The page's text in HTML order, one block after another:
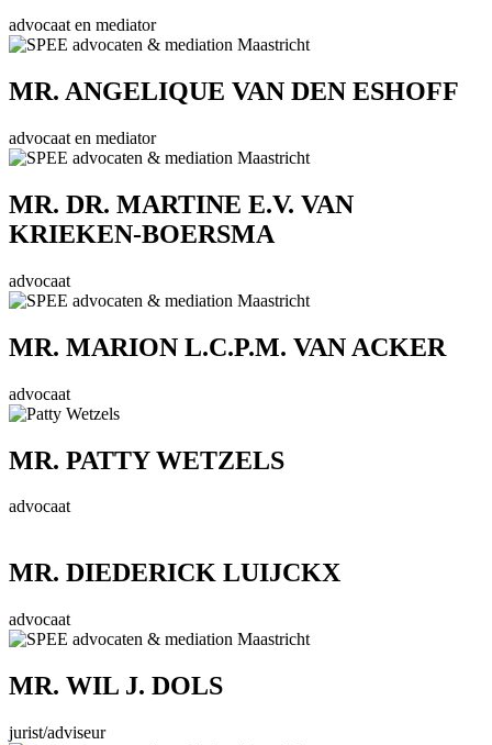
advocaat en mediator
MR. ANGELIQUE VAN DEN ESHOFF
advocaat en mediator
MR. DR. MARTINE E.V. VAN
KRIEKEN-BOERSMA
advocaat
MR. MARION L.C.P.M. VAN ACKER
advocaat
MR. PATTY WETZELS
advocaat
MR. DIEDERICK LUIJCKX
advocaat
MR. WIL J. DOLS
jurist/adviseur